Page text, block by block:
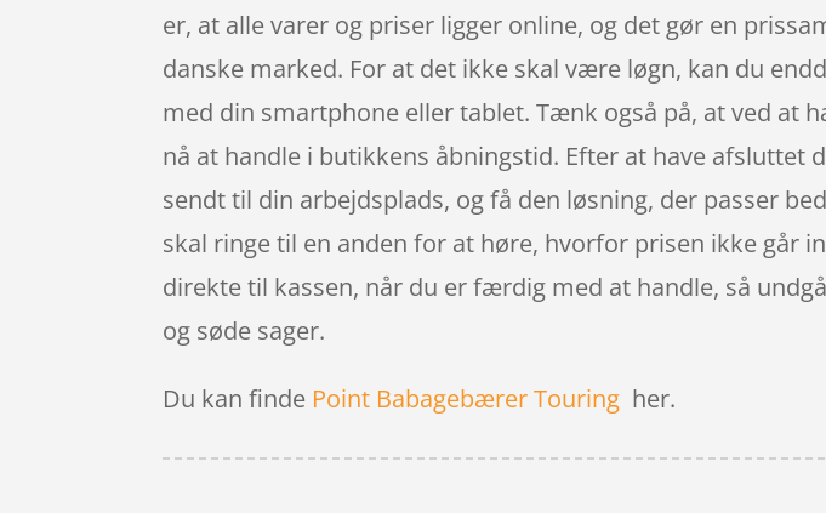
er, at alle varer og priser ligger online, og det gør en
danske marked. For at det ikke skal være løgn, kan du
med din smartphone eller tablet. Tænk også på, at ved at
nå at handle i butikkens åbningstid. Efter at have afsluttet
sendt til din arbejdsplads, og få den løsning, der passer
skal ringe til en anden for at høre, hvorfor prisen ikke går
direkte til kassen, når du er færdig med at handle, så
og søde sager.
Du kan finde Point Babagebærer Touring her.